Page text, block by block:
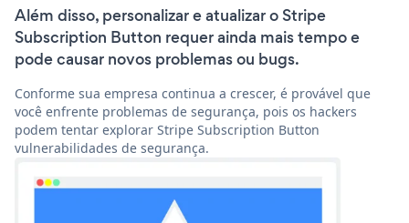
Além disso, personalizar e atualizar o Stripe
Subscription Button requer ainda mais tempo e
pode causar novos problemas ou bugs.
Conforme sua empresa continua a crescer, é provável que
você enfrente problemas de segurança, pois os hackers
podem tentar explorar Stripe Subscription Button
vulnerabilidades de segurança.